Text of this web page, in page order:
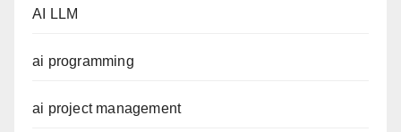
AI LLM
ai programming
ai project management